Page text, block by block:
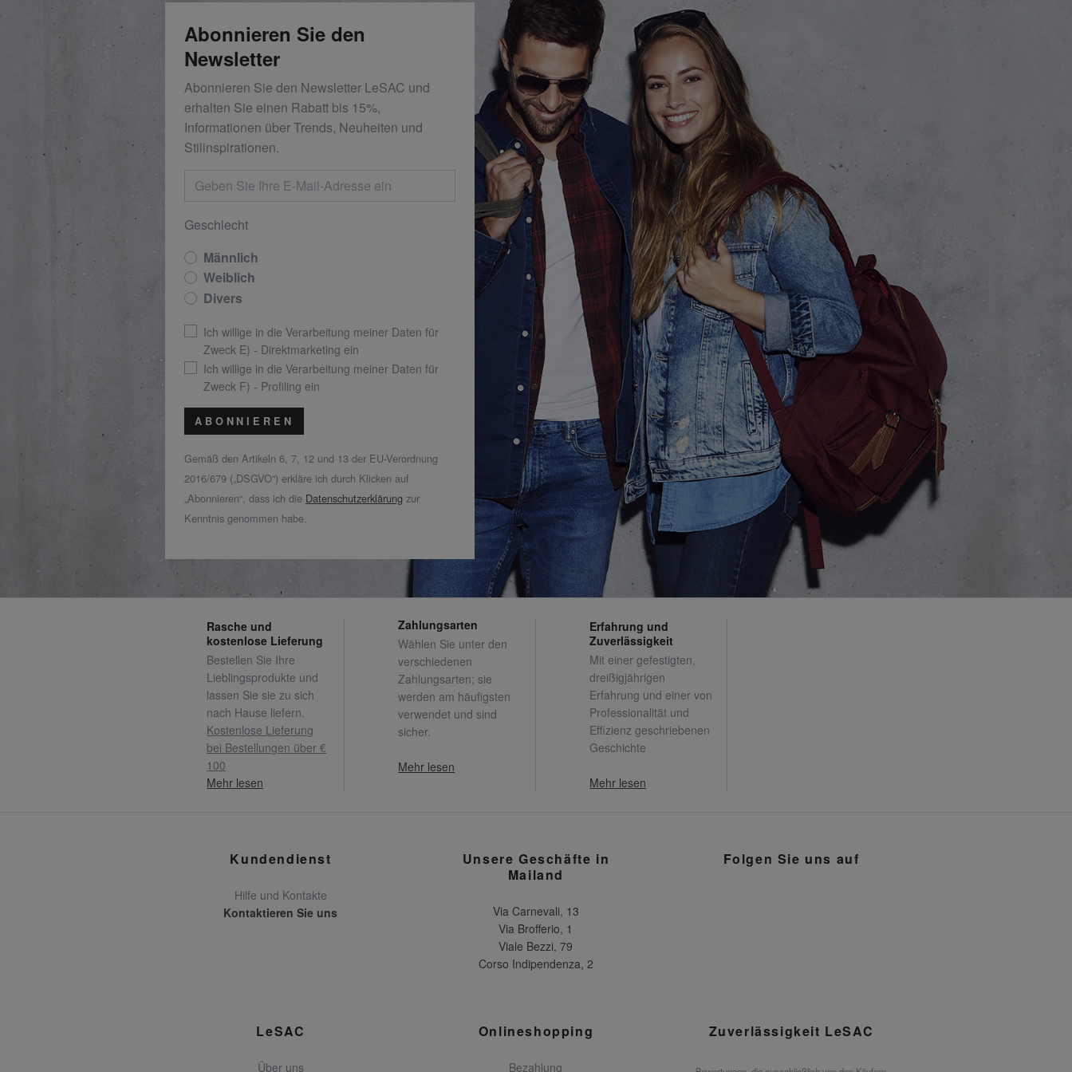
Abonnieren Sie den
Newsletter
Abonnieren Sie den Newsletter LeSAC und
erhalten Sie einen Rabatt bis 15%,
Informationen über Trends, Neuheiten und
Stilinspirationen.
Geschlecht
Männlich
Weiblich
Divers
Ich willige in die Verarbeitung meiner Daten für
Zweck E) - Direktmarketing ein
Ich willige in die Verarbeitung meiner Daten für
Zweck F) - Profiling ein
ABONNIEREN
Gemäß den Artikeln 6, 7, 12 und 13 der EU-Verordnung
2016/679 („DSGVO“) erkläre ich durch Klicken auf
„Abonnieren“, dass ich die Datenschutzerklärung zur
Kenntnis genommen habe.
Rasche und
kostenlose Lieferung
Bestellen Sie Ihre
Lieblingsprodukte und
lassen Sie sie zu sich
nach Hause liefern.
Kostenlose Lieferung
bei Bestellungen über €
100
Mehr lesen
Zahlungsarten
Wählen Sie unter den
verschiedenen
Zahlungsarten; sie
werden am häufigsten
verwendet und sind
sicher.
Mehr lesen
Erfahrung und
Zuverlässigkeit
Mit einer gefestigten,
dreißigjährigen
Erfahrung und einer von
Professionalität und
Effizienz geschriebenen
Geschichte
Mehr lesen
Kundendienst
Hilfe und Kontakte
Kontaktieren Sie uns
Unsere Geschäfte in
Mailand
Via Carnevali, 13
Via Brofferio, 1
Viale Bezzi, 79
Corso Indipendenza, 2
Folgen Sie uns auf
LeSAC
Über uns
Onlineshopping
Bezahlung
Zuverlässigkeit LeSAC